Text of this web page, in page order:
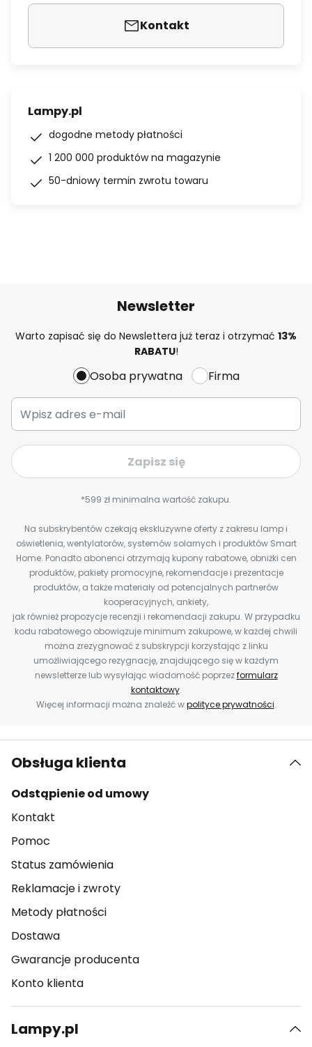
Kontakt
Lampy.pl
dogodne metody płatności
1 200 000 produktów na magazynie
50-dniowy termin zwrotu towaru
Newsletter
Warto zapisać się do Newslettera już teraz i otrzymać 13%
RABATU!
Osoba prywatna Firma
Zapisz się
*599 zł minimalna wartość zakupu.
Na subskrybentów czekają ekskluzywne oferty z zakresu lamp i
oświetlenia, wentylatorów, systemów solarnych i produktów Smart
Home. Ponadto abonenci otrzymają kupony rabatowe, obniżki cen
produktów, pakiety promocyjne, rekomendacje i prezentacje
produktów, a także materiały od potencjalnych partnerów
kooperacyjnych, ankiety,
jak również propozycje recenzji i rekomendacji zakupu. W przypadku
kodu rabatowego obowiązuje minimum zakupowe, w każdej chwili
można zrezygnować z subskrypcji korzystając z linku
umożliwiającego rezygnację, znajdującego się w każdym
newsletterze lub wysyłając wiadomość poprzezformularz
kontaktowy.
Więcej informacji można znaleźć wpolityce prywatności.
Obsługa klienta
Odstąpienie od umowy
Kontakt
Pomoc
Status zamówienia
Reklamacje i zwroty
Metody płatności
Dostawa
Gwarancje producenta
Konto klienta
Lampy.pl